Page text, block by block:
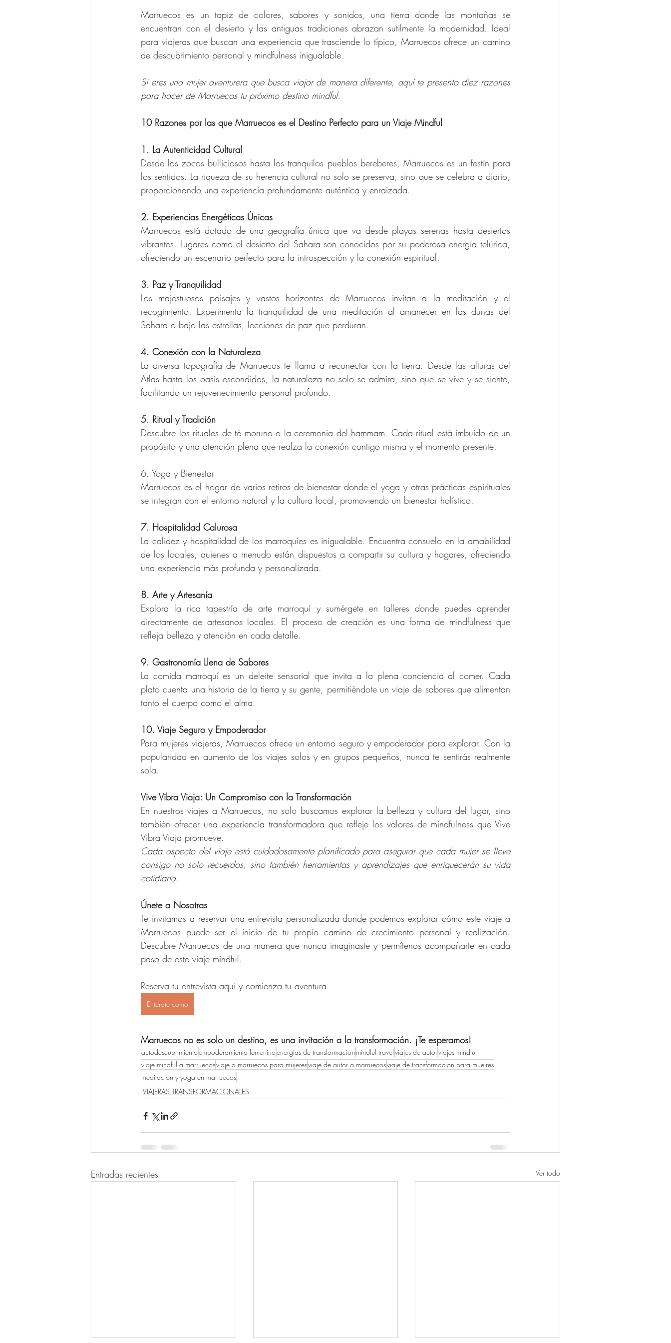
Marruecos es un tapiz de colores, sabores y sonidos, una tierra donde las montañas se
encuentran con el desierto y las antiguas tradiciones abrazan sutilmente la modernidad. Ideal
para viajeras que buscan una experiencia que trasciende lo típico, Marruecos ofrece un camino
de descubrimiento personal y mindfulness inigualable.
Si eres una mujer aventurera que busca viajar de manera diferente, aquí te presento diez razones
para hacer de Marruecos tu próximo destino mindful.
10 Razones por las que Marruecos es el Destino Perfecto para un Viaje Mindful
1. La Autenticidad Cultural
Desde los zocos bulliciosos hasta los tranquilos pueblos bereberes, Marruecos es un festín para
los sentidos. La riqueza de su herencia cultural no solo se preserva, sino que se celebra a diario,
proporcionando una experiencia profundamente auténtica y enraizada.
2. Experiencias Energéticas Únicas
Marruecos está dotado de una geografía única que va desde playas serenas hasta desiertos
vibrantes. Lugares como el desierto del Sahara son conocidos por su poderosa energía telúrica,
ofreciendo un escenario perfecto para la introspección y la conexión espiritual.
3. Paz y Tranquilidad
Los majestuosos paisajes y vastos horizontes de Marruecos invitan a la meditación y el
recogimiento. Experimenta la tranquilidad de una meditación al amanecer en las dunas del
Sahara o bajo las estrellas, lecciones de paz que perduran.
4. Conexión con la Naturaleza
La diversa topografía de Marruecos te llama a reconectar con la tierra. Desde las alturas del
Atlas hasta los oasis escondidos, la naturaleza no solo se admira, sino que se vive y se siente,
facilitando un rejuvenecimiento personal profundo.
5. Ritual y Tradición
Descubre los rituales de té moruno o la ceremonia del hammam. Cada ritual está imbuido de un
propósito y una atención plena que realza la conexión contigo misma y el momento presente.
6. Yoga y Bienestar
Marruecos es el hogar de varios retiros de bienestar donde el yoga y otras prácticas espirituales
se integran con el entorno natural y la cultura local, promoviendo un bienestar holístico.
7. Hospitalidad Calurosa
La calidez y hospitalidad de los marroquíes es inigualable. Encuentra consuelo en la amabilidad
de los locales, quienes a menudo están dispuestos a compartir su cultura y hogares, ofreciendo
una experiencia más profunda y personalizada.
8. Arte y Artesanía
Explora la rica tapestría de arte marroquí y sumérgete en talleres donde puedes aprender
directamente de artesanos locales. El proceso de creación es una forma de mindfulness que
refleja belleza y atención en cada detalle.
9. Gastronomía Llena de Sabores
La comida marroquí es un deleite sensorial que invita a la plena conciencia al comer. Cada
plato cuenta una historia de la tierra y su gente, permitiéndote un viaje de sabores que alimentan
tanto el cuerpo como el alma.
10. Viaje Seguro y Empoderador
Para mujeres viajeras, Marruecos ofrece un entorno seguro y empoderador para explorar. Con la
popularidad en aumento de los viajes solos y en grupos pequeños, nunca te sentirás realmente
sola.
Vive Vibra Viaja: Un Compromiso con la Transformación
En nuestros viajes a Marruecos, no solo buscamos explorar la belleza y cultura del lugar, sino
también ofrecer una experiencia transformadora que refleje los valores de mindfulness que Vive
Vibra Viaja promueve.
Cada aspecto del viaje está cuidadosamente planificado para asegurar que cada mujer se lleve
consigo no solo recuerdos, sino también herramientas y aprendizajes que enriquecerán su vida
cotidiana.
Únete a Nosotras
Te invitamos a reservar una entrevista personalizada donde podemos explorar cómo este viaje a
Marruecos puede ser el inicio de tu propio camino de crecimiento personal y realización.
Descubre Marruecos de una manera que nunca imaginaste y permítenos acompañarte en cada
paso de este viaje mindful.
Reserva tu entrevista aquí y comienza tu aventura
Enterate como
Marruecos no es solo un destino, es una invitación a la transformación. ¡Te esperamos!
autodescubrimientoempoderamiento femeninoenergias de transformacion mindful travel viajes de autorviajes mindful
viaje mindful a marruecosviaje a marruecos para mujeresviaje de autor a marruecosviaje de transformacion para muejres
meditacion y yoga en marruecos
VIAJERAS TRANSFORMACIONALES
Entradas recientes Ver todo